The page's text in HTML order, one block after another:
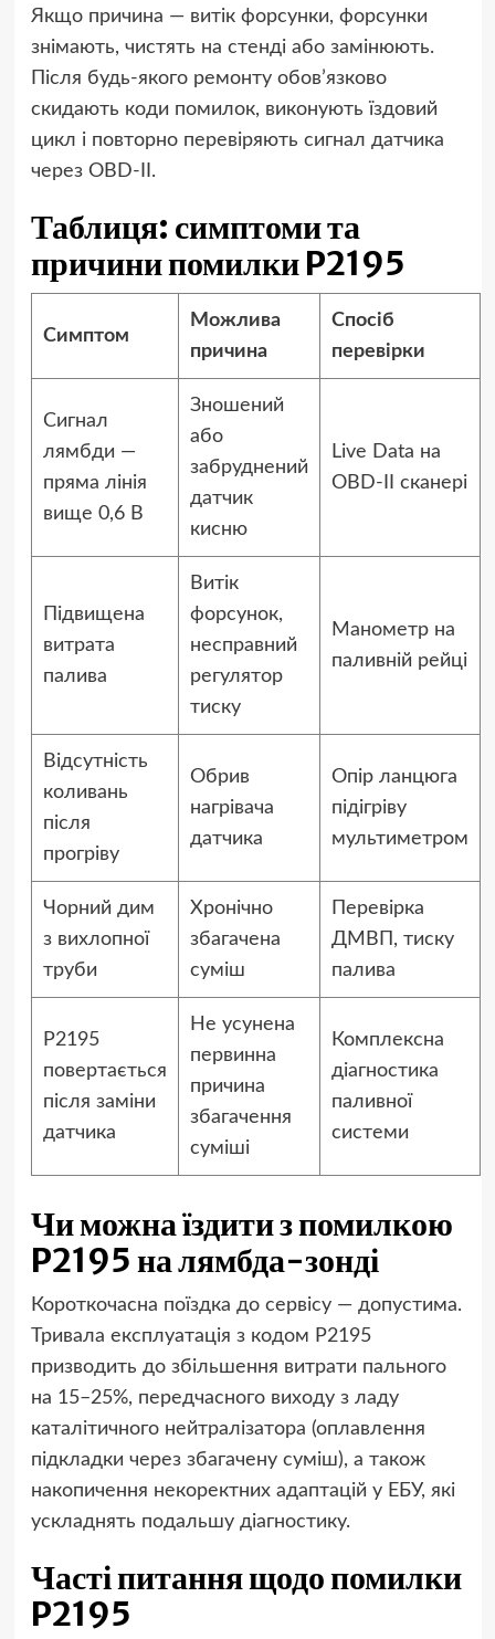
Якщо причина — витік форсунки, форсунки
знімають, чистять на стенді або замінюють.
Після будь-якого ремонту обов’язково
скидають коди помилок, виконують їздовий
цикл і повторно перевіряють сигнал датчика
через OBD-II.
Таблиця: симптоми та
причини помилки P2195
Симптом
Можлива
причина
Спосіб
перевірки
Сигнал
лямбди —
пряма лінія
вище 0,6 В
Зношений
або
забруднений
датчик
кисню
Live Data на
OBD-II сканері
Підвищена
витрата
палива
Витік
форсунок,
несправний
регулятор
тиску
Манометр на
паливній рейці
Відсутність
коливань
після
прогріву
Обрив
нагрівача
датчика
Опір ланцюга
підігріву
мультиметром
Чорний дим
з вихлопної
труби
Хронічно
збагачена
суміш
Перевірка
ДМВП, тиску
палива
P2195
повертається
після заміни
датчика
Не усунена
первинна
причина
збагачення
суміші
Комплексна
діагностика
паливної
системи
Чи можна їздити з помилкою
P2195 на лямбда-зонді
Короткочасна поїздка до сервісу — допустима.
Тривала експлуатація з кодом P2195
призводить до збільшення витрати пального
на 15–25%, передчасного виходу з ладу
каталітичного нейтралізатора (оплавлення
підкладки через збагачену суміш), а також
накопичення некоректних адаптацій у ЕБУ, які
ускладнять подальшу діагностику.
Часті питання щодо помилки
P2195